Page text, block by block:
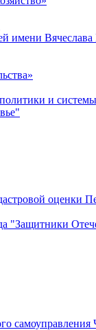
имени Вячеслава
и системы
оценки
"Защитники
самоуправления